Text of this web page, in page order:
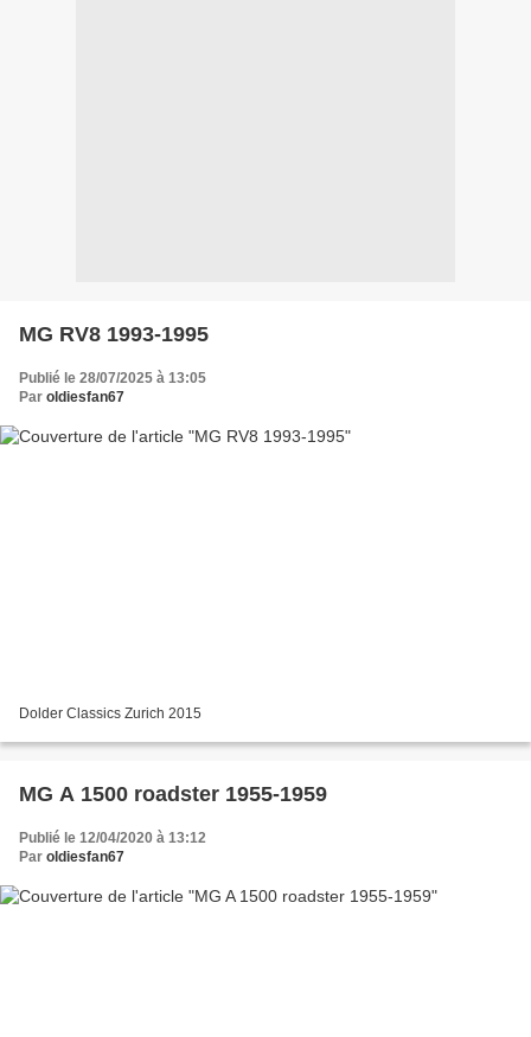
MG RV8 1993-1995
Publié le 28/07/2025 à 13:05
Par oldiesfan67
Dolder Classics Zurich 2015
MG A 1500 roadster 1955-1959
Publié le 12/04/2020 à 13:12
Par oldiesfan67